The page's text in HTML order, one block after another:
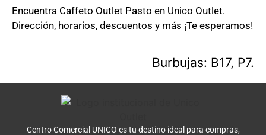
Encuentra Caffeto Outlet Pasto en Unico Outlet.
Dirección, horarios, descuentos y más ¡Te esperamos!
Burbujas: B17, P7.
Centro Comercial UNICO es tu destino ideal para compras,